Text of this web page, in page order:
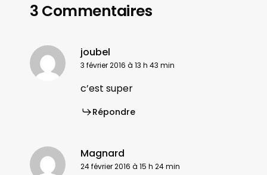
3 Commentaires
joubel
3 février 2016 à 13 h 43 min
c’est super
Répondre
Magnard
24 février 2016 à 15 h 24 min